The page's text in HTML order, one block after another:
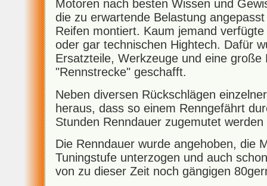
Motoren nach besten Wissen und
die zu erwartende Belastung
Reifen montiert. Kaum jemand
oder gar technischen Hightech. Dafür
Ersatzteile, Werkzeuge und eine
"Rennstrecke" geschafft.
Neben diversen Rückschlägen
heraus, dass so einem Renngefährt
Stunden Renndauer zugemutet
Die Renndauer wurde angehoben, die
Tuningstufe unterzogen und auch
von zu dieser Zeit noch gängigen